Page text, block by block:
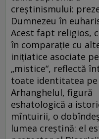
creștinismului:
Dumnezeu în
Acest fapt religios,
în comparație cu
inițiatice asociate
„mistice“, reflectă
toate identitatea pe
Arhanghelul, figură
eshatologică a
mîntuirii, o
lumea creștină: el